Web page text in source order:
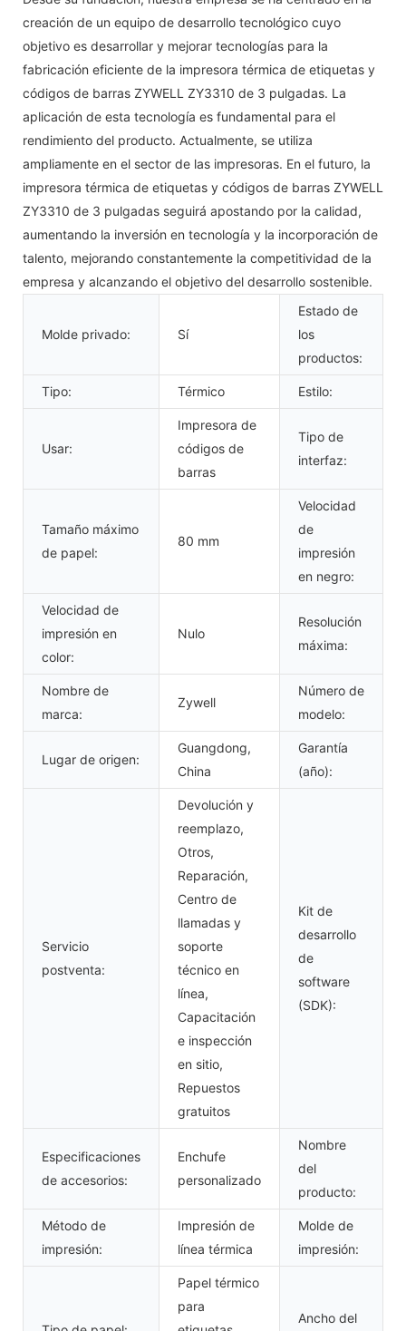
creación de un equipo de desarrollo tecnológico cuyo
objetivo es desarrollar y mejorar tecnologías para la
fabricación eficiente de la impresora térmica de etiquetas y
códigos de barras ZYWELL ZY3310 de 3 pulgadas. La
aplicación de esta tecnología es fundamental para el
rendimiento del producto. Actualmente, se utiliza
ampliamente en el sector de las impresoras. En el futuro, la
impresora térmica de etiquetas y códigos de barras ZYWELL
ZY3310 de 3 pulgadas seguirá apostando por la calidad,
aumentando la inversión en tecnología y la incorporación de
talento, mejorando constantemente la competitividad de la
empresa y alcanzando el objetivo del desarrollo sostenible.
Molde privado: Sí
Estado de
los
productos:
Tipo: Térmico Estilo:
Usar:
Impresora de
códigos de
barras
Tipo de
interfaz:
Tamaño máximo
de papel:
80 mm
Velocidad
de
impresión
en negro:
Velocidad de
impresión en
color:
Nulo
Resolución
máxima:
Nombre de
marca:
Zywell
Número de
modelo:
Lugar de origen:
Guangdong,
China
Garantía
(año):
Servicio
postventa:
Devolución y
reemplazo,
Otros,
Reparación,
Centro de
llamadas y
soporte
técnico en
línea,
Capacitación
e inspección
en sitio,
Repuestos
gratuitos
Kit de
desarrollo
de
software
(SDK):
Especificaciones
de accesorios:
Enchufe
personalizado
Nombre
del
producto:
Método de
impresión:
Impresión de
línea térmica
Molde de
impresión:
Papel térmico
para
Ancho del